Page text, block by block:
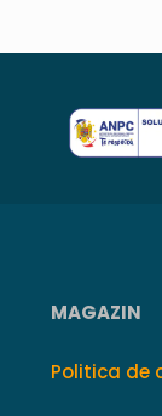
MAGAZIN
Politica de